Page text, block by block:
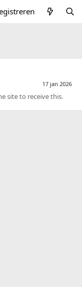
17 jan 2026
site to receive this.